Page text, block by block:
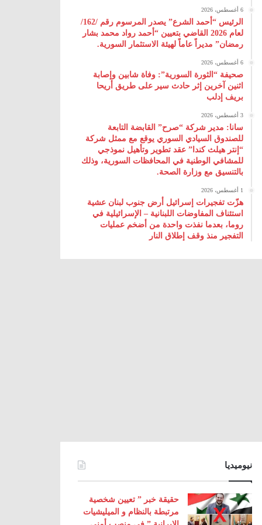
6 أغسطس، 2026
الرئيس “أحمد الشرع” يصدر المرسوم رقم /162/
لعام 2026 ‌القاضي بتعيين “أحمد رواد محمد بشار
رمضان” مديراً عاماً لهيئة ‌الاستثمار السورية.
6 أغسطس، 2026
صحيفة “الثورة السورية”: وفاة شابين وإصابة
اثنين آخرين إثر حادث سير على طريق أريحا
بريف إدلب
3 أغسطس، 2026
سانا: مدير شركة “صرح” القابضة التابعة
للصندوق السيادي السوري يوقع مع ممثل شركة
“إنتر هيلث كندا” عقد تطوير وتأهيل نموذجي
للمشافي الوطنية في المحافظات السورية، وذلك
بالتنسيق مع وزارة الصحة.
1 أغسطس، 2026
هزّت تفجيرات إسرائيل أرض جنوب لبنان عشية
استئناف المفاوضات اللبنانية – الإسرائيلية في
روما، بعدما نفذت واحدة من أضخم عمليات
التفجير منذ وقف إطلاق النار
نيوميديا
حقيقة خبر ” تعيين شخصية
مرتبطة بالنظام و الميليشيات